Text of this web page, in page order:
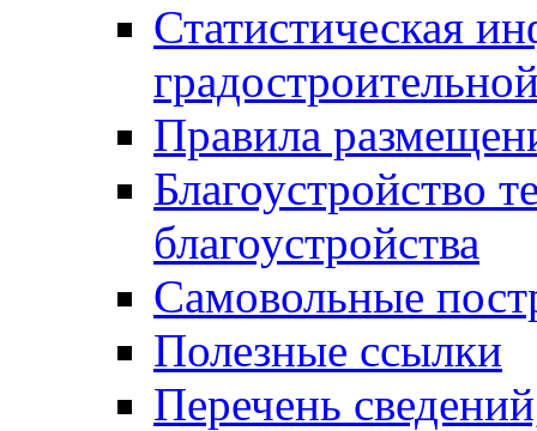
Статистическая
Правила
Благоустройство
благоустройства
Самовольные
Полезные ссылки
Перечень